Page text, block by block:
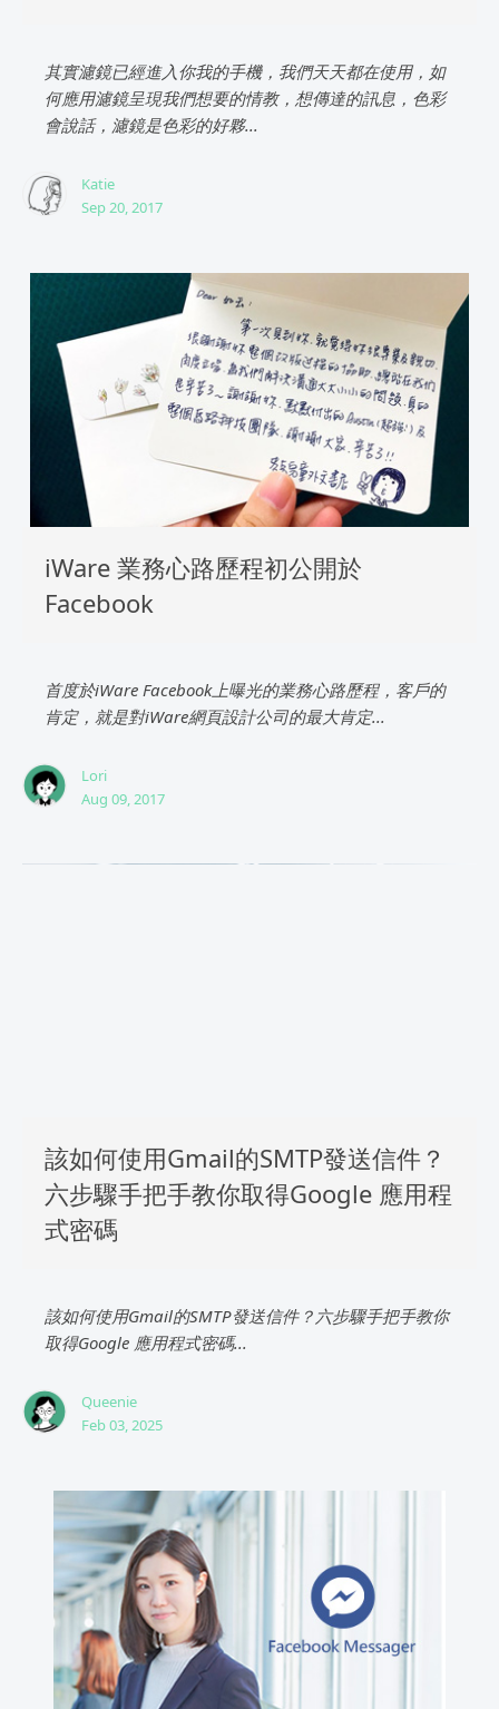
其實濾鏡已經進入你我的手機，我們天天都在使用，如
何應用濾鏡呈現我們想要的情教，想傳達的訊息，色彩
會說話，濾鏡是色彩的好夥...
Katie
Sep 20, 2017
iWare 業務心路歷程初公開於
Facebook
首度於iWare Facebook上曝光的業務心路歷程，客戶的
肯定，就是對iWare網頁設計公司的最大肯定...
Lori
Aug 09, 2017
該如何使用Gmail的SMTP發送信件？
六步驟手把手教你取得Google 應用程
式密碼
該如何使用Gmail的SMTP發送信件？六步驟手把手教你
取得Google 應用程式密碼...
Queenie
Feb 03, 2025